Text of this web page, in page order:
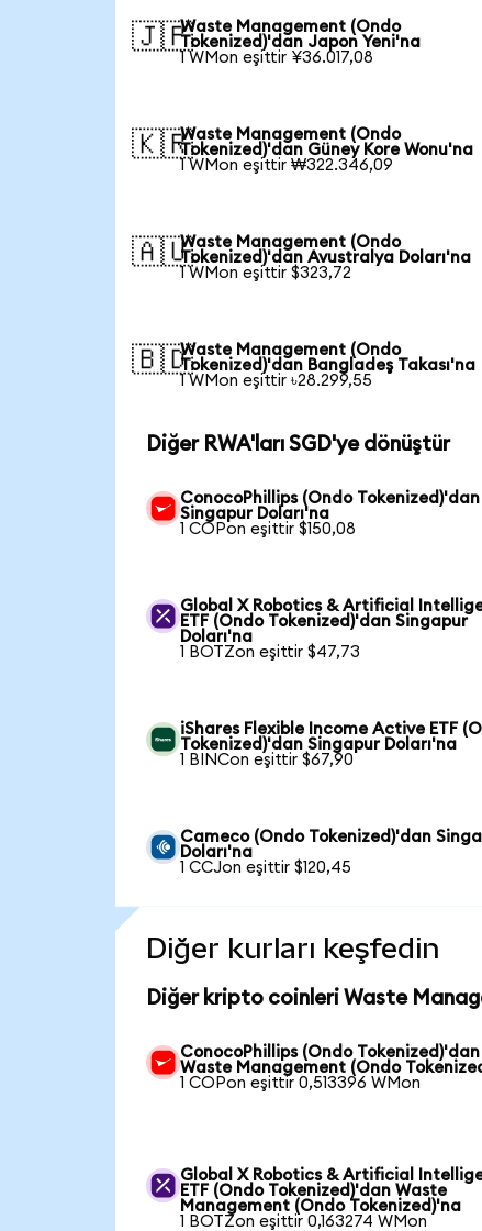
🇯🇵Waste Management (Ondo
Tokenized)'dan Japon Yeni'na
1 WMon eşittir ¥36.017,08
🇰🇷Waste Management (Ondo
Tokenized)'dan Güney Kore Wonu'na
1 WMon eşittir ₩322.346,09
🇦🇺Waste Management (Ondo
Tokenized)'dan Avustralya Doları'na
1 WMon eşittir $323,72
🇧🇩Waste Management (Ondo
Tokenized)'dan Bangladeş Takası'na
1 WMon eşittir ৳28.299,55
Diğer RWA'ları SGD'ye dönüştür
ConocoPhillips (Ondo Tokenized)'dan
Singapur Doları'na
1 COPon eşittir $150,08
Global X Robotics & Artificial
ETF (Ondo Tokenized)'dan Singapur
Doları'na
1 BOTZon eşittir $47,73
iShares Flexible Income Active ETF
Tokenized)'dan Singapur Doları'na
1 BINCon eşittir $67,90
Cameco (Ondo Tokenized)'dan
Doları'na
1 CCJon eşittir $120,45
Diğer kurları keşfedin
Diğer kripto coinleri Waste
ConocoPhillips (Ondo Tokenized)'dan
Waste Management (Ondo
1 COPon eşittir 0,513396 WMon
Global X Robotics & Artificial
ETF (Ondo Tokenized)'dan Waste
Management (Ondo Tokenized)'na
1 BOTZon eşittir 0,163274 WMon